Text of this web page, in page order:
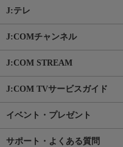
J:テレ
J:COMチャンネル
J:COM STREAM
J:COM TVサービスガイド
イベント・プレゼント
サポート・よくある質問